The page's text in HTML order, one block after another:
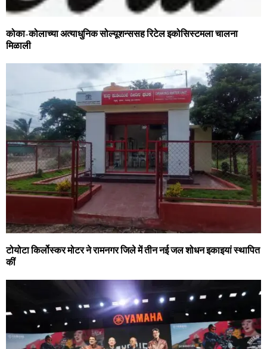
कोका-कोलाच्‍या अत्‍याधुनिक सोल्‍यूशन्‍ससह रिटेल इकोसिस्‍टमला चालना
मिळाली
टोयोटा किर्लोस्कर मोटर ने रामनगर जिले में तीन नई जल शोधन इकाइयां स्थापित
कीं